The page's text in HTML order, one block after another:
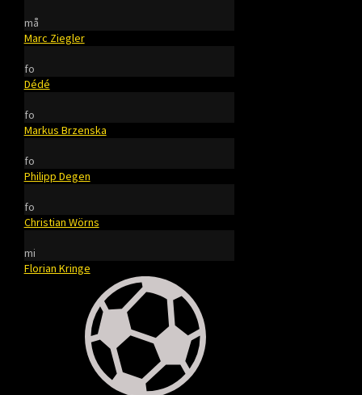
må
Marc Ziegler
fo
Dédé
fo
Markus Brzenska
fo
Philipp Degen
fo
Christian Wörns
mi
Florian Kringe